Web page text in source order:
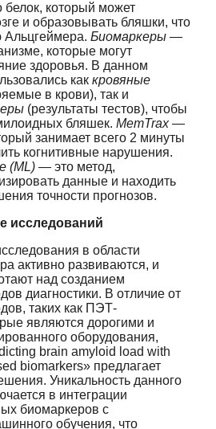
белок, который может
и образовывать бляшки, что
Альцгеймера. Биомаркеры —
которые могут
здоровья. В данном
как кровяные
в крови), так и
(результаты тестов), чтобы
бляшек. MemTrax—
занимает всего 2 минуты
когнитивные нарушения.
(ML) — это метод,
данные и находить
точности прогнозов.
исследований
в области
активно развиваются, и
над созданием
диагностики. В отличие от
таких как ПЭТ-
являются дорогими и
оборудования,
brain amyloid load with
biomarkers» предлагает
Уникальность данного
в интеграции
биомаркеров с
обучения, что